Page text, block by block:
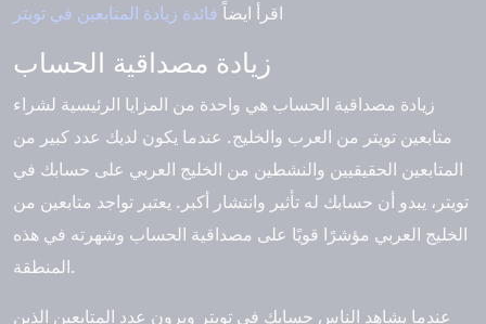
اقرأ ايضاً فائدة زيادة المتابعين في تويتر
زيادة مصداقية الحساب
زيادة مصداقية الحساب هي واحدة من المزايا الرئيسية لشراء
متابعين تويتر من العرب والخليج. عندما يكون لديك عدد كبير من
المتابعين الحقيقيين والنشطين من الخليج العربي على حسابك في
تويتر، يبدو أن حسابك له تأثير وانتشار أكبر. يعتبر تواجد متابعين من
الخليج العربي مؤشرًا قويًا على مصداقية الحساب وشهرته في هذه
المنطقة.
عندما يشاهد الناس حسابك في تويتر ويرون عدد المتابعين الذين